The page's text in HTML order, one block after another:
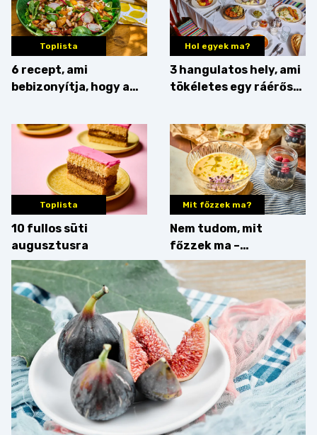
Toplista
6 recept, ami
bebizonyítja, hogy a
zseniális
Hol egyek ma?
3 hangulatos hely, ami
tökéletes egy ráérős
Toplista
10 fullos süti
augusztusra
Mit főzzek ma?
Nem tudom, mit
főzzek ma –
Villámgyors menü